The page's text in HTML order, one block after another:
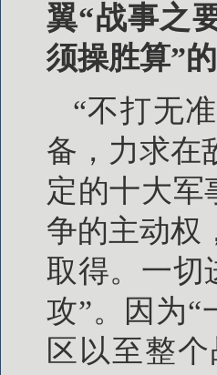
翼“战事之
须操胜算”
“不打无
备，力求在
定的十大军
争的主动权
取得。一切
攻”。因为“
区以至整